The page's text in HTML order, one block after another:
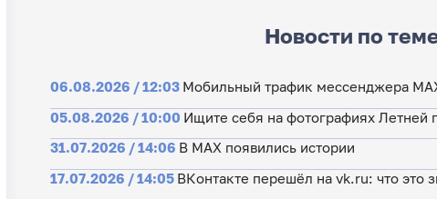
Новости по
06.08.2026 / 12:03 Мобильный трафик мессенджера
05.08.2026 / 10:00 Ищите себя на фотографиях Летней
31.07.2026 / 14:06 В MAX появились истории
17.07.2026 / 14:05 ВКонтакте перешёл на vk.ru: что это